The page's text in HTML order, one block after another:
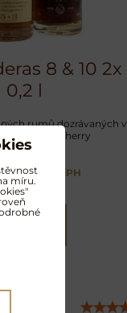
8 & 10 2x
0,2 l
rumů dozrávaných v
španělské sherry
Kč s DPH
míru.